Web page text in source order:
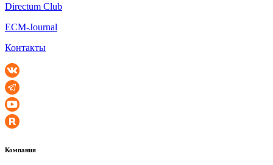
Directum Club
ECM-Journal
Контакты
Компания